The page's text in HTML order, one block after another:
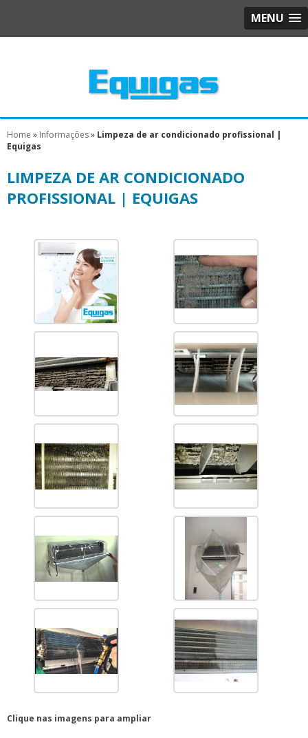
MENU
Home » Informações» Limpeza de ar condicionado profissional |
Equigas
LIMPEZA DE AR CONDICIONADO
PROFISSIONAL | EQUIGAS
Clique nas imagens para ampliar